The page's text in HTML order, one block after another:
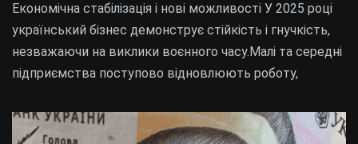
Економічна стабілізація і нові можливості У 2025 році
український бізнес демонструє стійкість і гнучкість,
незважаючи на виклики воєнного часу.Малі та середні
підприємства поступово відновлюють роботу,